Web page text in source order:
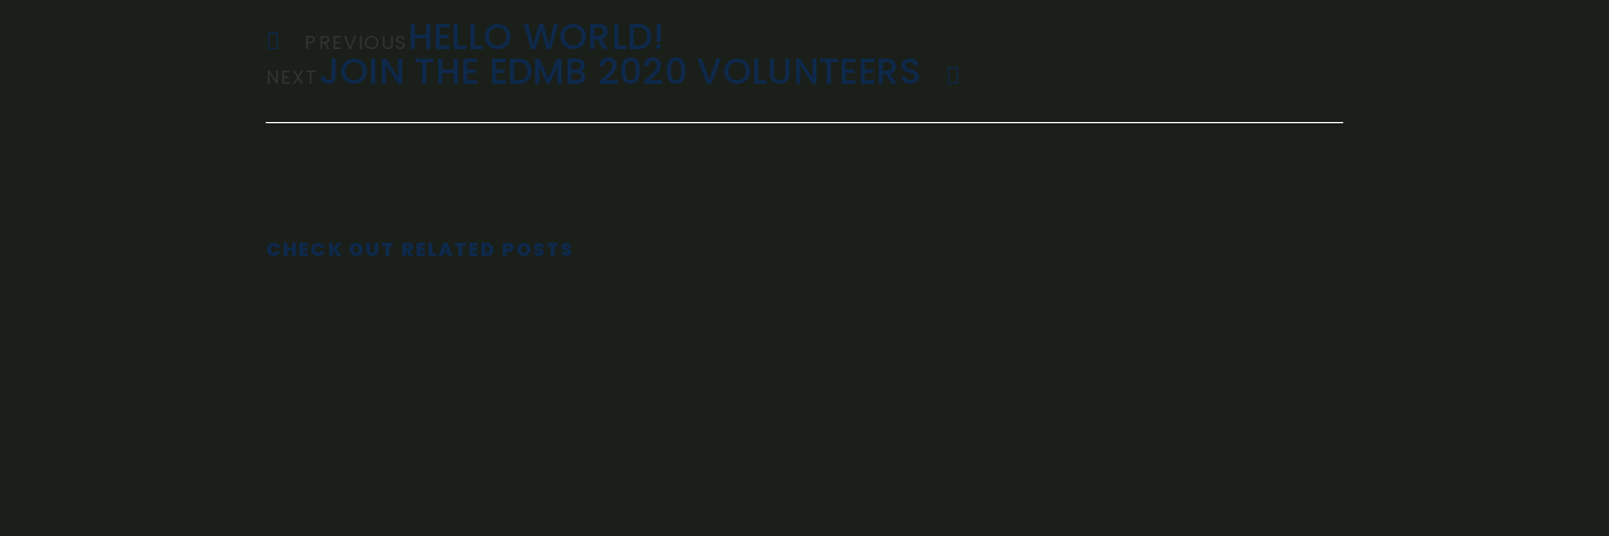
PREVIOUS HELLO WORLD!
NEXTJOIN THE EDMB 2020 VOLUNTEERS
CHECK OUT RELATED POSTS